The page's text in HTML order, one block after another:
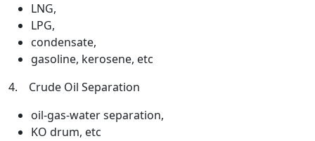
LNG,
LPG,
condensate,
gasoline, kerosene, etc
4. Crude Oil Separation
oil-gas-water separation,
KO drum, etc